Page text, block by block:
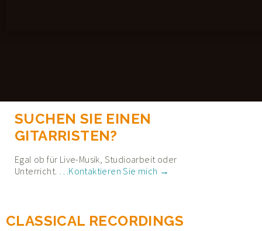
SUCHEN SIE EINEN
GITARRISTEN?
Egal ob für Live-Musik, Studioarbeit oder
Unterricht. …Kontaktieren Sie mich →
CLASSICAL RECORDINGS